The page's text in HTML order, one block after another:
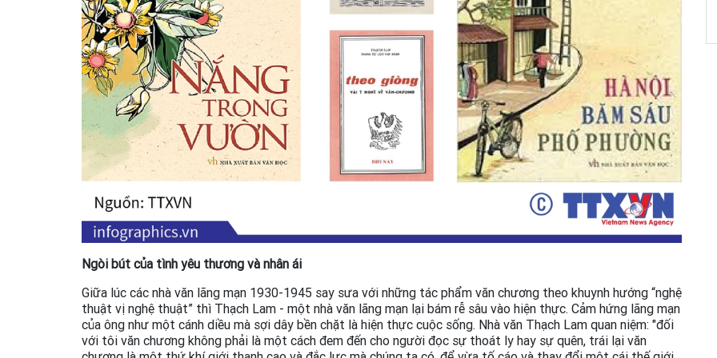
Ngòi bút của tình yêu thương và nhân ái
Giữa lúc các nhà văn lãng mạn 1930-1945 say sưa với những tác phẩm văn chương theo khuynh hướng “nghệ
thuật vị nghệ thuật” thì Thạch Lam - một nhà văn lãng mạn lại bám rễ sâu vào hiện thực. Cảm hứng lãng mạn
của ông như một cánh diều mà sợi dây bền chặt là hiện thực cuộc sống. Nhà văn Thạch Lam quan niệm: "đối
với tôi văn chương không phải là một cách đem đến cho người đọc sự thoát ly hay sự quên, trái lại văn